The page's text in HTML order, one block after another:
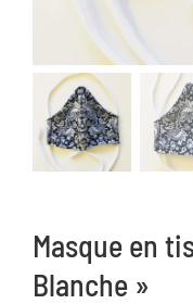
Masque en
Blanche »